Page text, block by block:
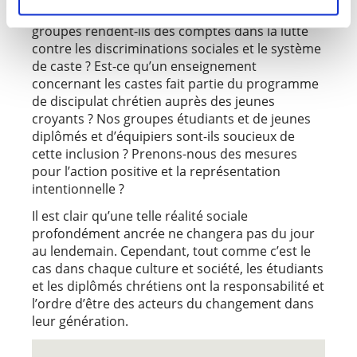
castes dans nos groupes ? A quel point nos
groupes rendent-ils des comptes dans la lutte
contre les discriminations sociales et le système
de caste ? Est-ce qu’un enseignement
concernant les castes fait partie du programme
de discipulat chrétien auprès des jeunes
croyants ? Nos groupes étudiants et de jeunes
diplômés et d’équipiers sont-ils soucieux de
cette inclusion ? Prenons-nous des mesures
pour l’action positive et la représentation
intentionnelle ?
Il est clair qu’une telle réalité sociale
profondément ancrée ne changera pas du jour
au lendemain. Cependant, tout comme c’est le
cas dans chaque culture et société, les étudiants
et les diplômés chrétiens ont la responsabilité et
l’ordre d’être des acteurs du changement dans
leur génération.